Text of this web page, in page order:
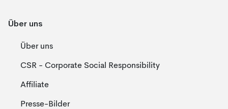
Über uns
Über uns
CSR - Corporate Social Responsibility
Affiliate
Presse-Bilder